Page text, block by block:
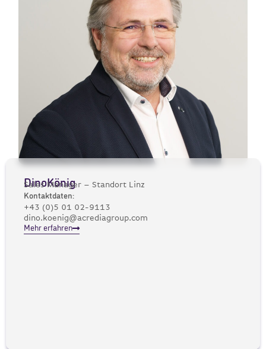
DinoKönig
Sales Manager – Standort Linz
Kontaktdaten:
+43 (0)5 01 02-9113
dino.koenig@acrediagroup.com
Mehr erfahren